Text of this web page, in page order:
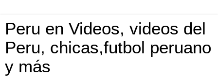
Peru en Videos, videos del
Peru, chicas,futbol peruano
y más